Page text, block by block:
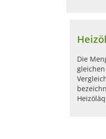
Die